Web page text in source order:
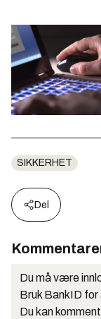
SIKKERHET
Del
Du må være
Bruk BankID
Du kan